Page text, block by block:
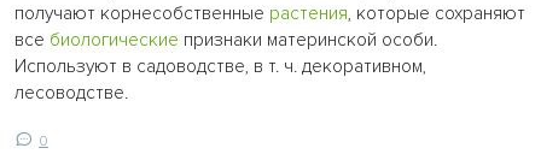
получают корнесобственные растения, которые сохраняют
все биологические признаки материнской особи.
Используют в садоводстве, в т. ч. декоративном,
лесоводстве.
0